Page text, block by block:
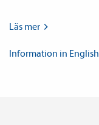
Läs mer
Information in English